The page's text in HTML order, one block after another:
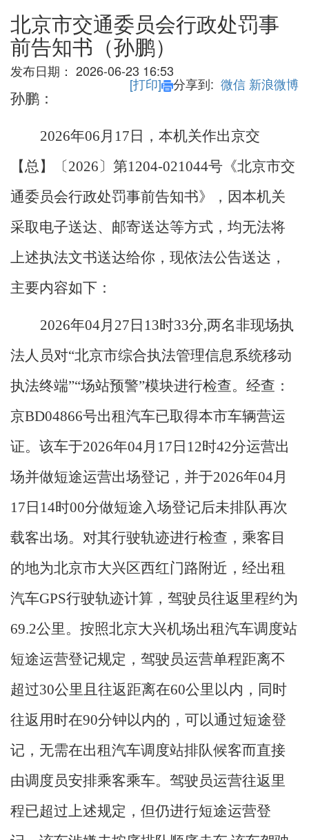
北京市交通委员会行政处罚事
前告知书（孙鹏）
发布日期： 2026-06-23 16:53
[打印] 分享到: 微信 新浪微博
孙鹏：
2026年06月17日，本机关作出京交
【总】〔2026〕第1204-021044号《北京市交
通委员会行政处罚事前告知书》，因本机关
采取电子送达、邮寄送达等方式，均无法将
上述执法文书送达给你，现依法公告送达，
主要内容如下：
2026年04月27日13时33分,两名非现场执
法人员对“北京市综合执法管理信息系统移动
执法终端”“场站预警”模块进行检查。经查：
京BD04866号出租汽车已取得本市车辆营运
证。该车于2026年04月17日12时42分运营出
场并做短途运营出场登记，并于2026年04月
17日14时00分做短途入场登记后未排队再次
载客出场。对其行驶轨迹进行检查，乘客目
的地为北京市大兴区西红门路附近，经出租
汽车GPS行驶轨迹计算，驾驶员往返里程约为
69.2公里。按照北京大兴机场出租汽车调度站
短途运营登记规定，驾驶员运营单程距离不
超过30公里且往返距离在60公里以内，同时
往返用时在90分钟以内的，可以通过短途登
记，无需在出租汽车调度站排队候客而直接
由调度员安排乘客乘车。驾驶员运营往返里
程已超过上述规定，但仍进行短途运营登